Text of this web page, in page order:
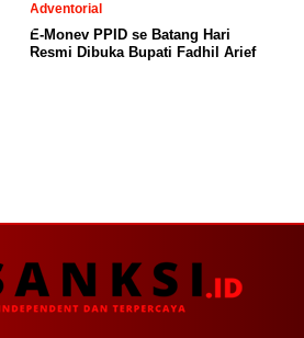
Adventorial
E-Monev PPID se Batang Hari
Resmi Dibuka Bupati Fadhil Arief